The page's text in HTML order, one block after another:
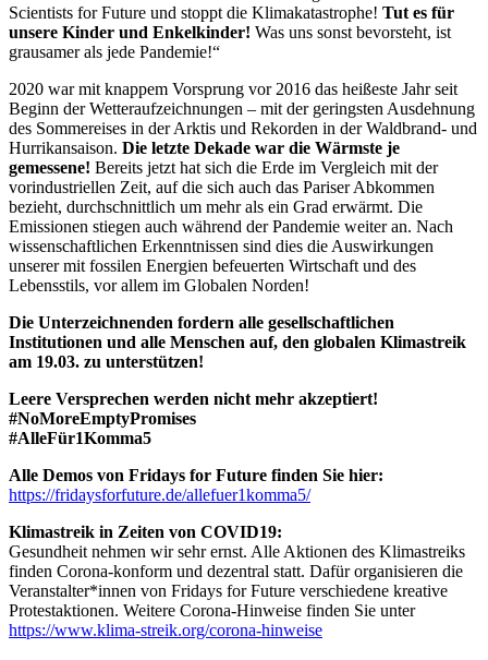
Scientists for Future und stoppt die Klimakatastrophe! Tut es für
unsere Kinder und Enkelkinder! Was uns sonst bevorsteht, ist
grausamer als jede Pandemie!“
2020 war mit knappem Vorsprung vor 2016 das heißeste Jahr seit
Beginn der Wetteraufzeichnungen – mit der geringsten Ausdehnung
des Sommereises in der Arktis und Rekorden in der Waldbrand- und
Hurrikansaison. Die letzte Dekade war die Wärmste je
gemessene! Bereits jetzt hat sich die Erde im Vergleich mit der
vorindustriellen Zeit, auf die sich auch das Pariser Abkommen
bezieht, durchschnittlich um mehr als ein Grad erwärmt. Die
Emissionen stiegen auch während der Pandemie weiter an. Nach
wissenschaftlichen Erkenntnissen sind dies die Auswirkungen
unserer mit fossilen Energien befeuerten Wirtschaft und des
Lebensstils, vor allem im Globalen Norden!
Die Unterzeichnenden fordern alle gesellschaftlichen
Institutionen und alle Menschen auf, den globalen Klimastreik
am 19.03. zu unterstützen!
Leere Versprechen werden nicht mehr akzeptiert!
#NoMoreEmptyPromises
#AlleFür1Komma5
Alle Demos von Fridays for Future finden Sie hier:
https://fridaysforfuture.de/allefuer1komma5/
Klimastreik in Zeiten von COVID19:
Gesundheit nehmen wir sehr ernst. Alle Aktionen des Klimastreiks
finden Corona-konform und dezentral statt. Dafür organisieren die
Veranstalter*innen von Fridays for Future verschiedene kreative
Protestaktionen. Weitere Corona-Hinweise finden Sie unter
https://www.klima-streik.org/corona-hinweise